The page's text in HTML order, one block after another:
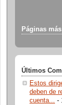
Páginas
Últimos
Estos
deben de
cuenta... -